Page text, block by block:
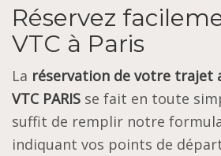
Réservez
VTC à Paris
La réservation de votre trajet
VTC PARIS se fait en toute
suffit de remplir notre
indiquant vos points de